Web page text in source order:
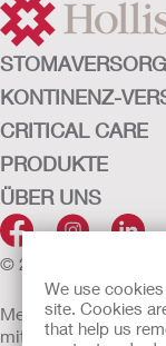
We use
site. Cookies
that help us
KONTINENZ-
CRITICAL CARE
PRODUKTE
ÜBER UNS
© 2026 Hollister
Medizinprodukte,
mit einem der